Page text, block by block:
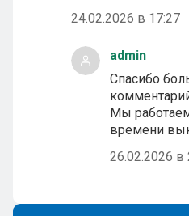
24.02.2026 в 17:27
admin
Спасибо
Мы
времени
26.02.2026 в